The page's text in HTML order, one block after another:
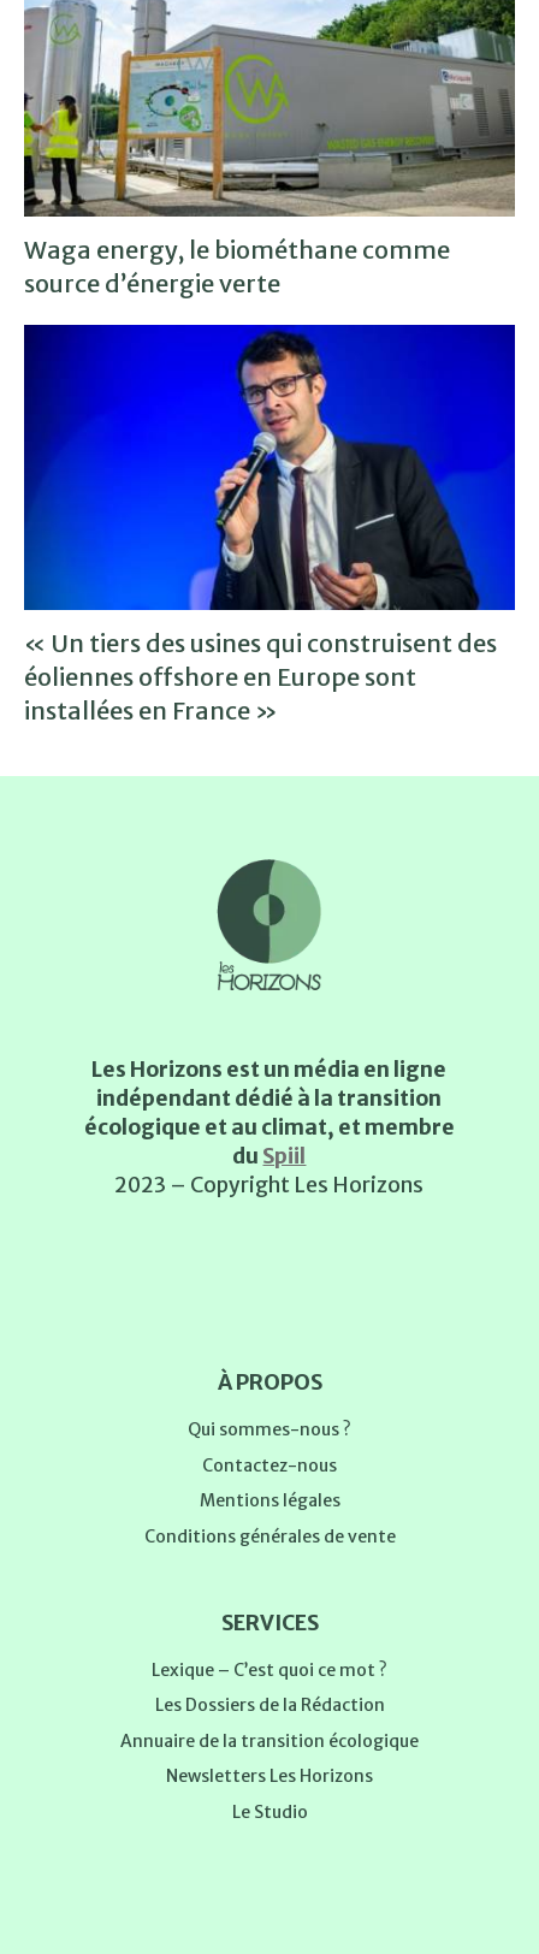
Waga energy, le biométhane comme
source d’énergie verte
« Un tiers des usines qui construisent des
éoliennes offshore en Europe sont
installées en France »
Les Horizons est un média en ligne
indépendant dédié à la transition
écologique et au climat, et membre
du Spiil
2023 – Copyright Les Horizons
À PROPOS
Qui sommes-nous ?
Contactez-nous
Mentions légales
Conditions générales de vente
SERVICES
Lexique – C’est quoi ce mot ?
Les Dossiers de la Rédaction
Annuaire de la transition écologique
Newsletters Les Horizons
Le Studio